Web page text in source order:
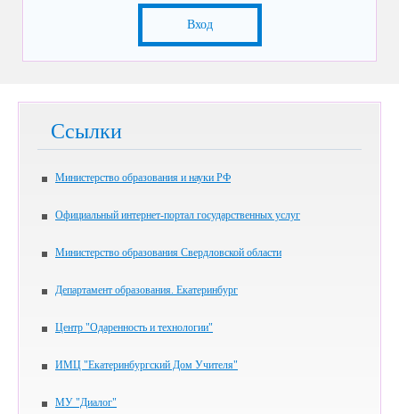
Вход
Ссылки
Министерство образования и науки РФ
Официальный интернет-портал государственных услуг
Министерство образования Свердловской области
Департамент образования. Екатеринбург
Центр "Одаренность и технологии"
ИМЦ "Екатеринбургский Дом Учителя"
МУ "Диалог"